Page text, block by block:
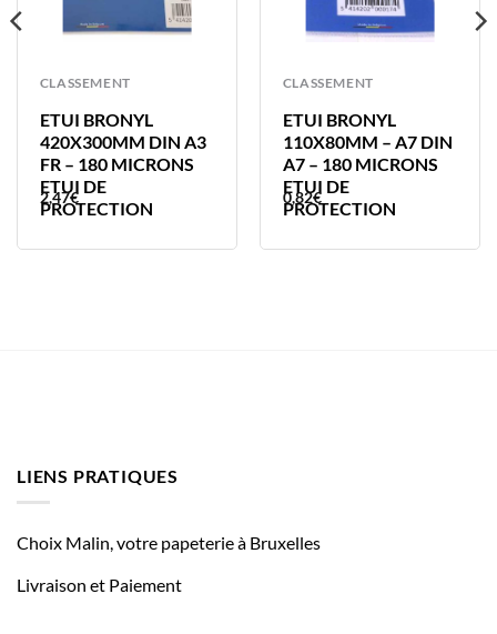
CLASSEMENT
ETUI BRONYL
420X300MM DIN A3
FR – 180 MICRONS
ETUI DE
PROTECTION
2,47€
CLASSEMENT
ETUI BRONYL
110X80MM – A7 DIN
A7 – 180 MICRONS
ETUI DE
PROTECTION
0,82€
LIENS PRATIQUES
Choix Malin, votre papeterie à Bruxelles
Livraison et Paiement